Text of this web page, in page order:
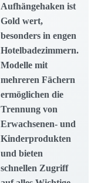
Aufhängehaken ist
Gold wert,
besonders in engen
Hotelbadezimmern.
Modelle mit
mehreren Fächern
ermöglichen die
Trennung von
Erwachsenen- und
Kinderprodukten
und bieten
schnellen Zugriff